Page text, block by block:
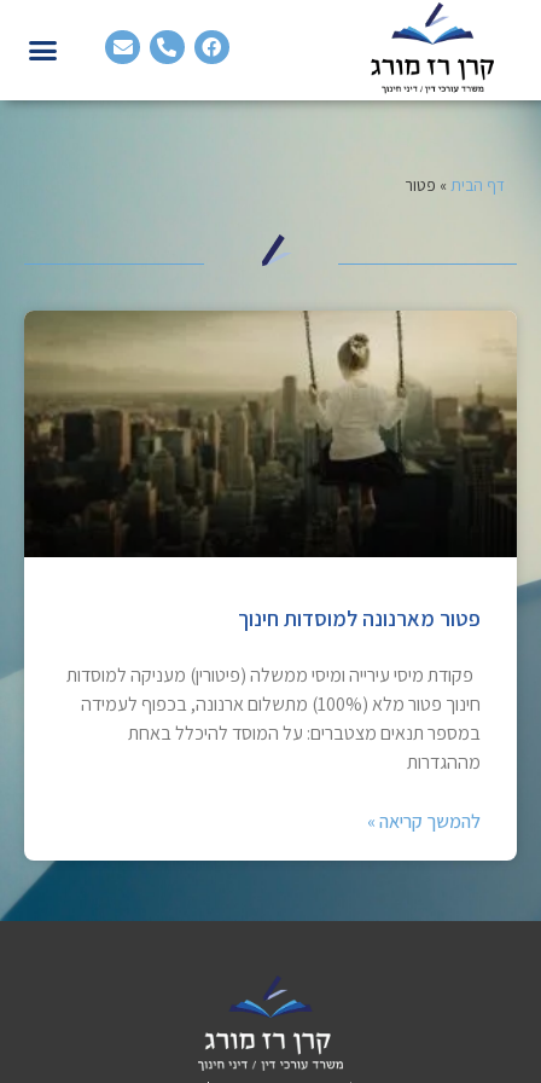
דף הבית » פטור
פטור מארנונה למוסדות חינוך
פקודת מיסי עירייה ומיסי ממשלה (פיטורין) מעניקה למוסדות
חינוך פטור מלא (100%) מתשלום ארנונה, בכפוף לעמידה
במספר תנאים מצטברים: על המוסד להיכלל באחת
מההגדרות
להמשך קריאה »